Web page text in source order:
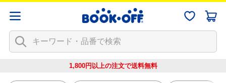
1,800円以上の注文で送料無料